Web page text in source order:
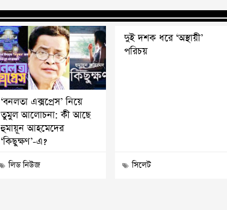
‘বনলতা এক্সপ্রেস’ নিয়ে
তুমুল আলোচনা: কী আছে
হুমায়ূন আহমেদের
‘কিছুক্ষণ’-এ?
লিড নিউজ
দুই দশক ধরে ‘অস্থায়ী’
পরিচয়
সিলেট